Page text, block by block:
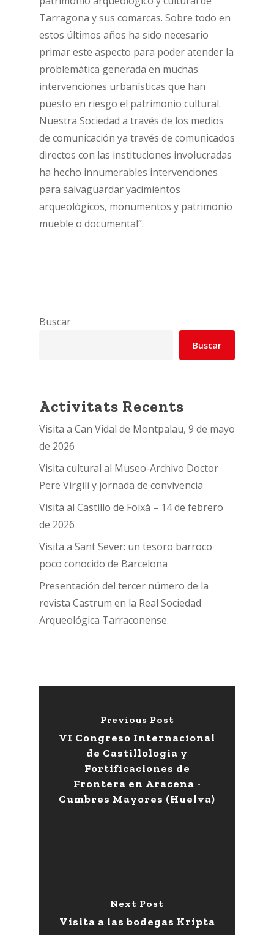
Tarragona y sus comarcas. Sobre todo en
estos últimos años ha sido necesario
primar este aspecto para poder atender la
problemática generada en muchas
intervenciones urbanísticas que han
puesto en riesgo el patrimonio cultural.
Nuestra Sociedad a través de los medios
de comunicación ya través de comunicados
directos con las instituciones involucradas
ha hecho innumerables intervenciones
para salvaguardar yacimientos
arqueológicos, monumentos y patrimonio
mueble o documental”.
Buscar
Buscar
Activitats Recents
Visita a Can Vidal de Montpalau, 9 de mayo
de 2026
Visita cultural al Museo-Archivo Doctor
Pere Virgili y jornada de convivencia
Visita al Castillo de Foixà – 14 de febrero
de 2026
Visita a Sant Sever: un tesoro barroco
poco conocido de Barcelona
Presentación del tercer número de la
revista Castrum en la Real Sociedad
Arqueológica Tarraconense.
Previous Post
VI Congreso Internacional
de Castillologia y
Fortificaciones de
Frontera en Aracena -
Cumbres Mayores (Huelva)
Next Post
Visita a las bodegas Kripta